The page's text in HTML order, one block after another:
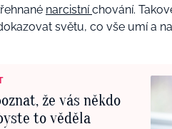
narcistníchování.
světu, co vše umí a
že vás někdo
to věděla